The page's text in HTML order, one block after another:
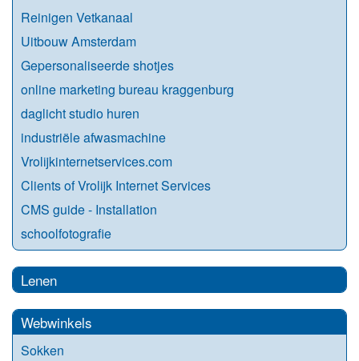
Reinigen Vetkanaal
Uitbouw Amsterdam
Gepersonaliseerde shotjes
online marketing bureau kraggenburg
daglicht studio huren
industriële afwasmachine
Vrolijkinternetservices.com
Clients of Vrolijk Internet Services
CMS guide - Installation
schoolfotografie
Lenen
Webwinkels
Sokken